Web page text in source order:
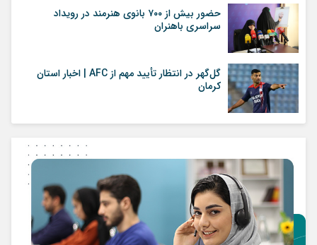
حضور بیش از ۷۰۰ بانوی هنرمند در رویداد
سراسری باهنران
گل‌گهر در انتظار تأیید مهم از ‌AFC | اخبار استان
کرمان